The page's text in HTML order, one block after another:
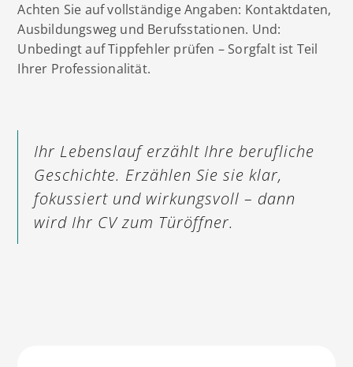
Achten Sie auf vollständige Angaben: Kontaktdaten,
Ausbildungsweg und Berufsstationen. Und:
Unbedingt auf Tippfehler prüfen – Sorgfalt ist Teil
Ihrer Professionalität.
Ihr Lebenslauf erzählt Ihre berufliche
Geschichte. Erzählen Sie sie klar,
fokussiert und wirkungsvoll – dann
wird Ihr CV zum Türöffner.